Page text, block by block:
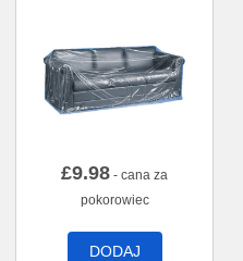
£9.98 - cana za
pokorowiec
DODAJ